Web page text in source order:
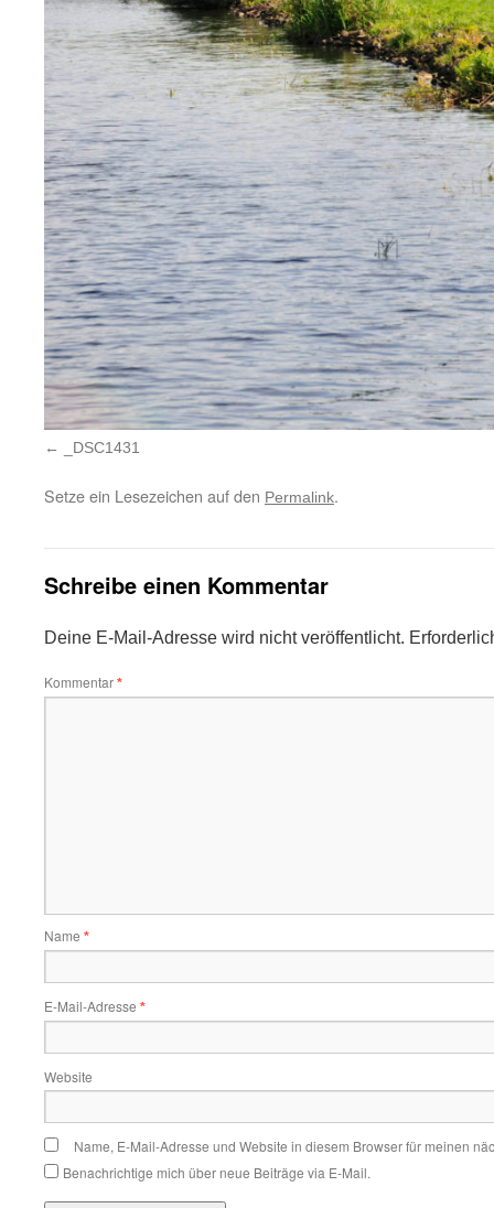
_DSC1431
Setze ein Lesezeichen auf den Permalink.
Schreibe einen Kommentar
Deine E-Mail-Adresse wird nicht veröffentlicht.
Kommentar *
Name *
E-Mail-Adresse *
Website
Name, E-Mail-Adresse und Website in diesem Browser für meinen
Benachrichtige mich über neue Beiträge via E-Mail.